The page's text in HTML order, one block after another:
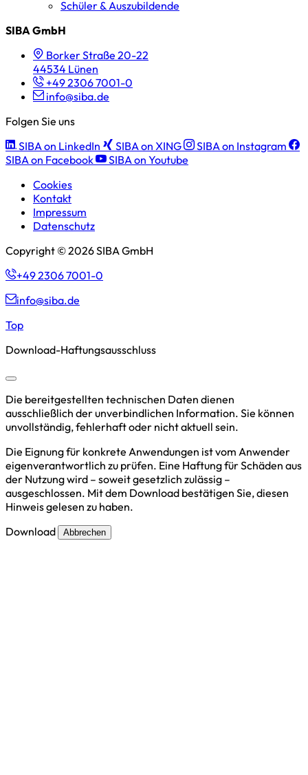
Schüler & Auszubildende
SIBA GmbH
Borker Straße 20-22
44534 Lünen
+49 2306 7001-0
info@siba.de
Folgen Sie uns
SIBA on LinkedIn
SIBA on XING
SIBA on Instagram
SIBA on Facebook
SIBA on Youtube
Cookies
Kontakt
Impressum
Datenschutz
Copyright © 2026 SIBA GmbH
+49 2306 7001-0
info@siba.de
Top
Download-Haftungsausschluss
Die bereitgestellten technischen Daten dienen
ausschließlich der unverbindlichen Information. Sie können
unvollständig, fehlerhaft oder nicht aktuell sein.
Die Eignung für konkrete Anwendungen ist vom Anwender
eigenverantwortlich zu prüfen. Eine Haftung für Schäden aus
der Nutzung wird – soweit gesetzlich zulässig –
ausgeschlossen. Mit dem Download bestätigen Sie, diesen
Hinweis gelesen zu haben.
Download
Abbrechen